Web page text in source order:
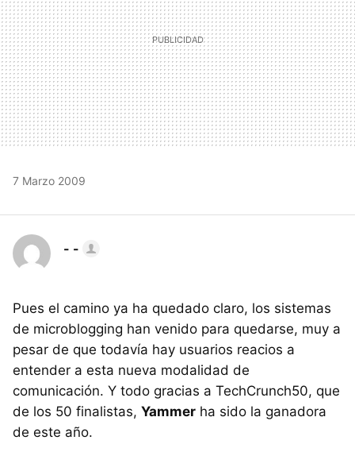
7 Marzo 2009
- -
Pues el camino ya ha quedado claro, los sistemas
de microblogging han venido para quedarse, muy a
pesar de que todavía hay usuarios reacios a
entender a esta nueva modalidad de
comunicación. Y todo gracias a TechCrunch50, que
de los 50 finalistas, Yammer ha sido la ganadora
de este año.